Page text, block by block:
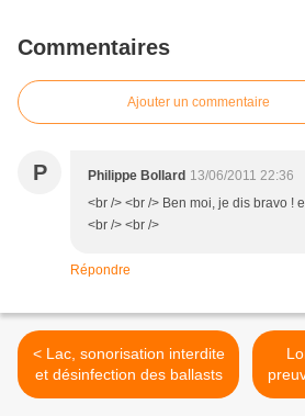
Commentaires
Ajouter un commentaire
P Philippe Bollard 13/06/2011 22:36
<br /> <br /> Ben moi, je dis bravo !
<br /> <br />
Répondre
< Lac, sonorisation interdite
et désinfection des ballasts